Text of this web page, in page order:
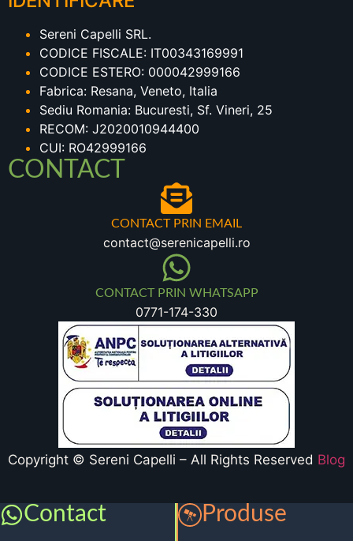
Sereni Capelli SRL.
CODICE FISCALE: IT00343169991
CODICE ESTERO: 000042999166
Fabrica: Resana, Veneto, Italia
Sediu Romania: Bucuresti, Sf. Vineri, 25
RECOM: J2020010944400
CUI: RO42999166
CONTACT
CONTACT PRIN EMAIL
contact@serenicapelli.ro
CONTACT PRIN WHATSAPP
0771-174-330
Copyright © Sereni Capelli – All Rights Reserved Blog
Contact Produse